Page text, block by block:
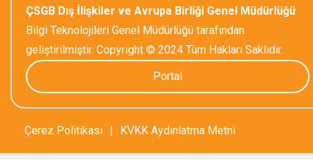
ÇSGB Dış İlişkiler ve Avrupa Birliği Genel Müdürlüğü
Bilgi Teknolojileri Genel Müdürlüğü tarafından
geliştirilmiştir. Copyright © 2024 Tüm Hakları Saklıdır.
Portal
Çerez Politikası KVKK Aydınlatma Metni